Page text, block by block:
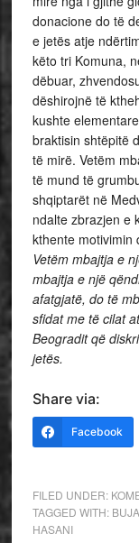
donacione do të
e jetës atje
këto tri Komuna,
dëbuar,
dëshirojnë të
kushte
braktisin shtëpitë
të mirë. Vetëm
të mund të
shqiptarët në
ndalte zbrazjen e
kthente motivimin
Vetëm mbajtja e
mbajtja e një
afatgjatë, do të
sfidat me të cilat
Beogradit që
jetës.
Share via:
Facebook
FILED UNDER:
TAGGED WITH:
HASANI